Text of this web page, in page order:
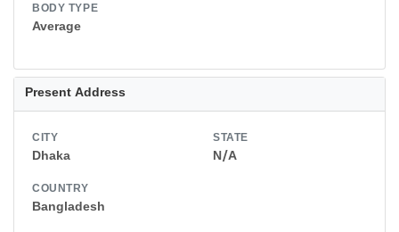
BODY TYPE
Average
Present Address
CITY
Dhaka
STATE
N/A
COUNTRY
Bangladesh